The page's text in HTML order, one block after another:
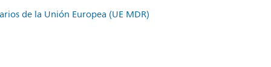
de la Unión Europea (UE MDR)